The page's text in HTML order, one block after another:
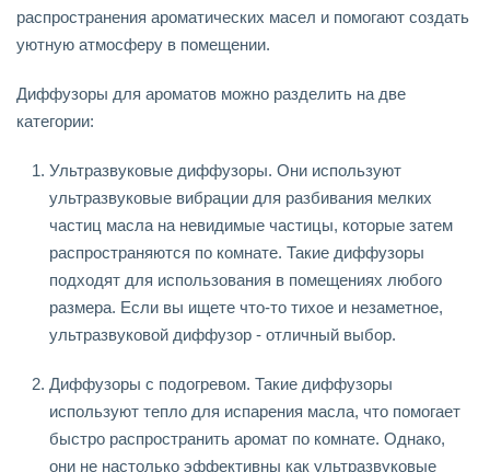
распространения ароматических масел и помогают создать
уютную атмосферу в помещении.
Диффузоры для ароматов можно разделить на две
категории:
Ультразвуковые диффузоры. Они используют
ультразвуковые вибрации для разбивания мелких
частиц масла на невидимые частицы, которые затем
распространяются по комнате. Такие диффузоры
подходят для использования в помещениях любого
размера. Если вы ищете что-то тихое и незаметное,
ультразвуковой диффузор - отличный выбор.
Диффузоры с подогревом. Такие диффузоры
используют тепло для испарения масла, что помогает
быстро распространить аромат по комнате. Однако,
они не настолько эффективны как ультразвуковые